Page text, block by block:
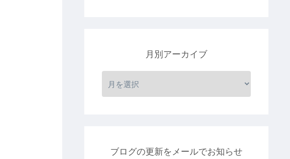
月別アーカイブ
ブログの更新をメールでお知らせ